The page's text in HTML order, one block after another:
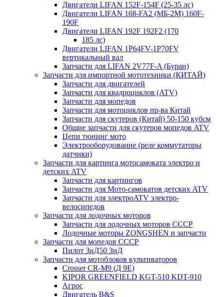
Двигатели LIFAN 152F-154F (25-35 лс)
Двигатели LIFAN 168-FA2 (МБ-2М) 160F-
190F
Двигатели LIFAN 192F 192F2 (170
185 лс)
Двигатели LIFAN 1Р64FV-1Р70FV
вертикальный вал
Запчасти для LIFAN 2V77F-A (Буран)
Запчасти для импортной мототехники (КИТАЙ)
Запчасти для двигателей
Запчасти для квадроциклов (ATV)
Запчасти для мопедов
Запчасти для мотоциклов пр-ва Китай
Запчасти для скутеров (Китай) 50-150 кубсм
Общие запчасти для скутеров мопедов ATV
Цепи тюнинг мото
Электрооборудование (реле коммутаторы
датчики)
Запчасти для картинга мотосамоката электро и
детских ATV
Запчасти для картингов
Запчасти для Мото-самокатов детских ATV
Запчасти для электроATV электро-
велосипедов
Запчасти для лодочных моторов
Запчасти для лодочных моторов СССР
Лодочные моторы ZONGSHEN и запчасти
Запчасти для мопедов СССР
Пилот ЗиД50 ЗиД
Запчасти для мотоблоков культиваторов
Crosser CR-M9 (Д 9Е)
KIPOR GREENFIELD KGT-510 KDT-910
Агрос
Двигатель B&S